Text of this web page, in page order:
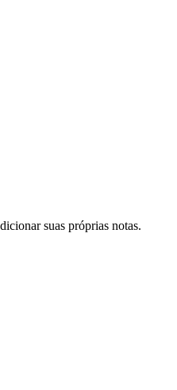
suas próprias notas.